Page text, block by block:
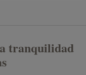
tranquilidad